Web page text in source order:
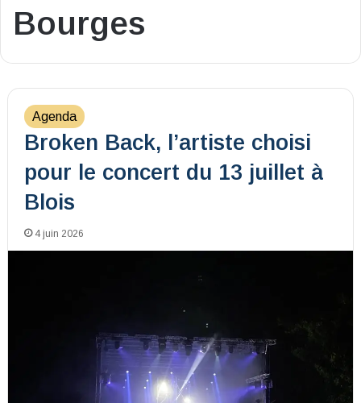
Bourges
Agenda
Broken Back, l’artiste choisi
pour le concert du 13 juillet à
Blois
4 juin 2026